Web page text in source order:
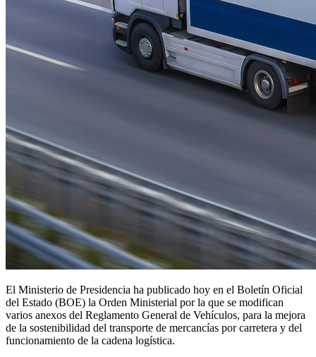
El Ministerio de Presidencia ha publicado hoy en el Boletín Oficial
del Estado (BOE) la Orden Ministerial por la que se modifican
varios anexos del Reglamento General de Vehículos, para la mejora
de la sostenibilidad del transporte de mercancías por carretera y del
funcionamiento de la cadena logística.